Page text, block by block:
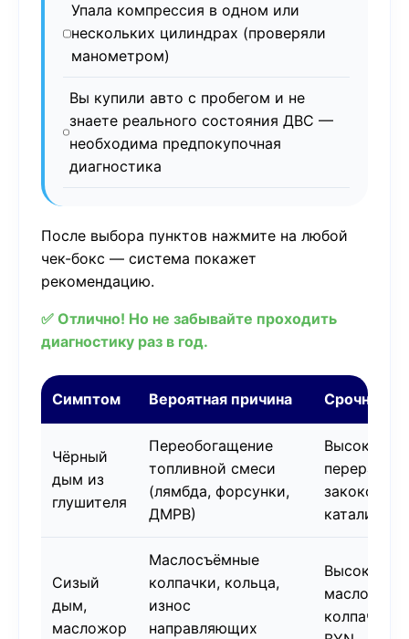
Упала компрессия в одном или
нескольких цилиндрах (проверяли
манометром)
Вы купили авто с пробегом и не
знаете реального состояния ДВС —
необходима предпокупочная
диагностика
После выбора пунктов нажмите на любой
чек-бокс — система покажет
рекомендацию.
✅ Отлично! Но не забывайте проходить
диагностику раз в год.
Симптом Вероятная причина Срочность
Чёрный
дым из
глушителя
Переобогащение
топливной смеси
(лямбда, форсунки,
ДМРВ)
Высокая –
закоксовка
Сизый
дым,
масложор
Маслосъёмные
колпачки, кольца,
износ
направляющих
Высокая –
колпачков